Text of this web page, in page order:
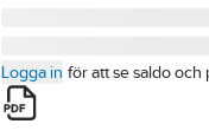
Logga in för att se saldo och